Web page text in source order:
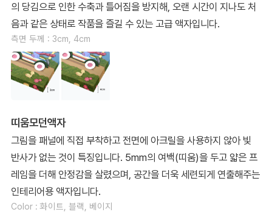
의 당김으로 인한 수축과 틀어짐을 방지해, 오랜 시간이 지나도 처
음과 같은 상태로 작품을 즐길 수 있는 고급 액자입니다.
측면 두께 : 3cm, 4cm
띠움모던액자
그림을 패널에 직접 부착하고 전면에 아크릴을 사용하지 않아 빛
반사가 없는 것이 특징입니다. 5mm의 여백(띠움)을 두고 얇은 프
레임을 더해 안정감을 살렸으며, 공간을 더욱 세련되게 연출해주는
인테리어용 액자입니다.
Color : 화이트, 블랙, 베이지